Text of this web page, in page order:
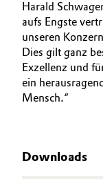
Harald
aufs Engste
unseren
Dies gilt ganz
Exzellenz und
ein
Mensch.“
Downloads